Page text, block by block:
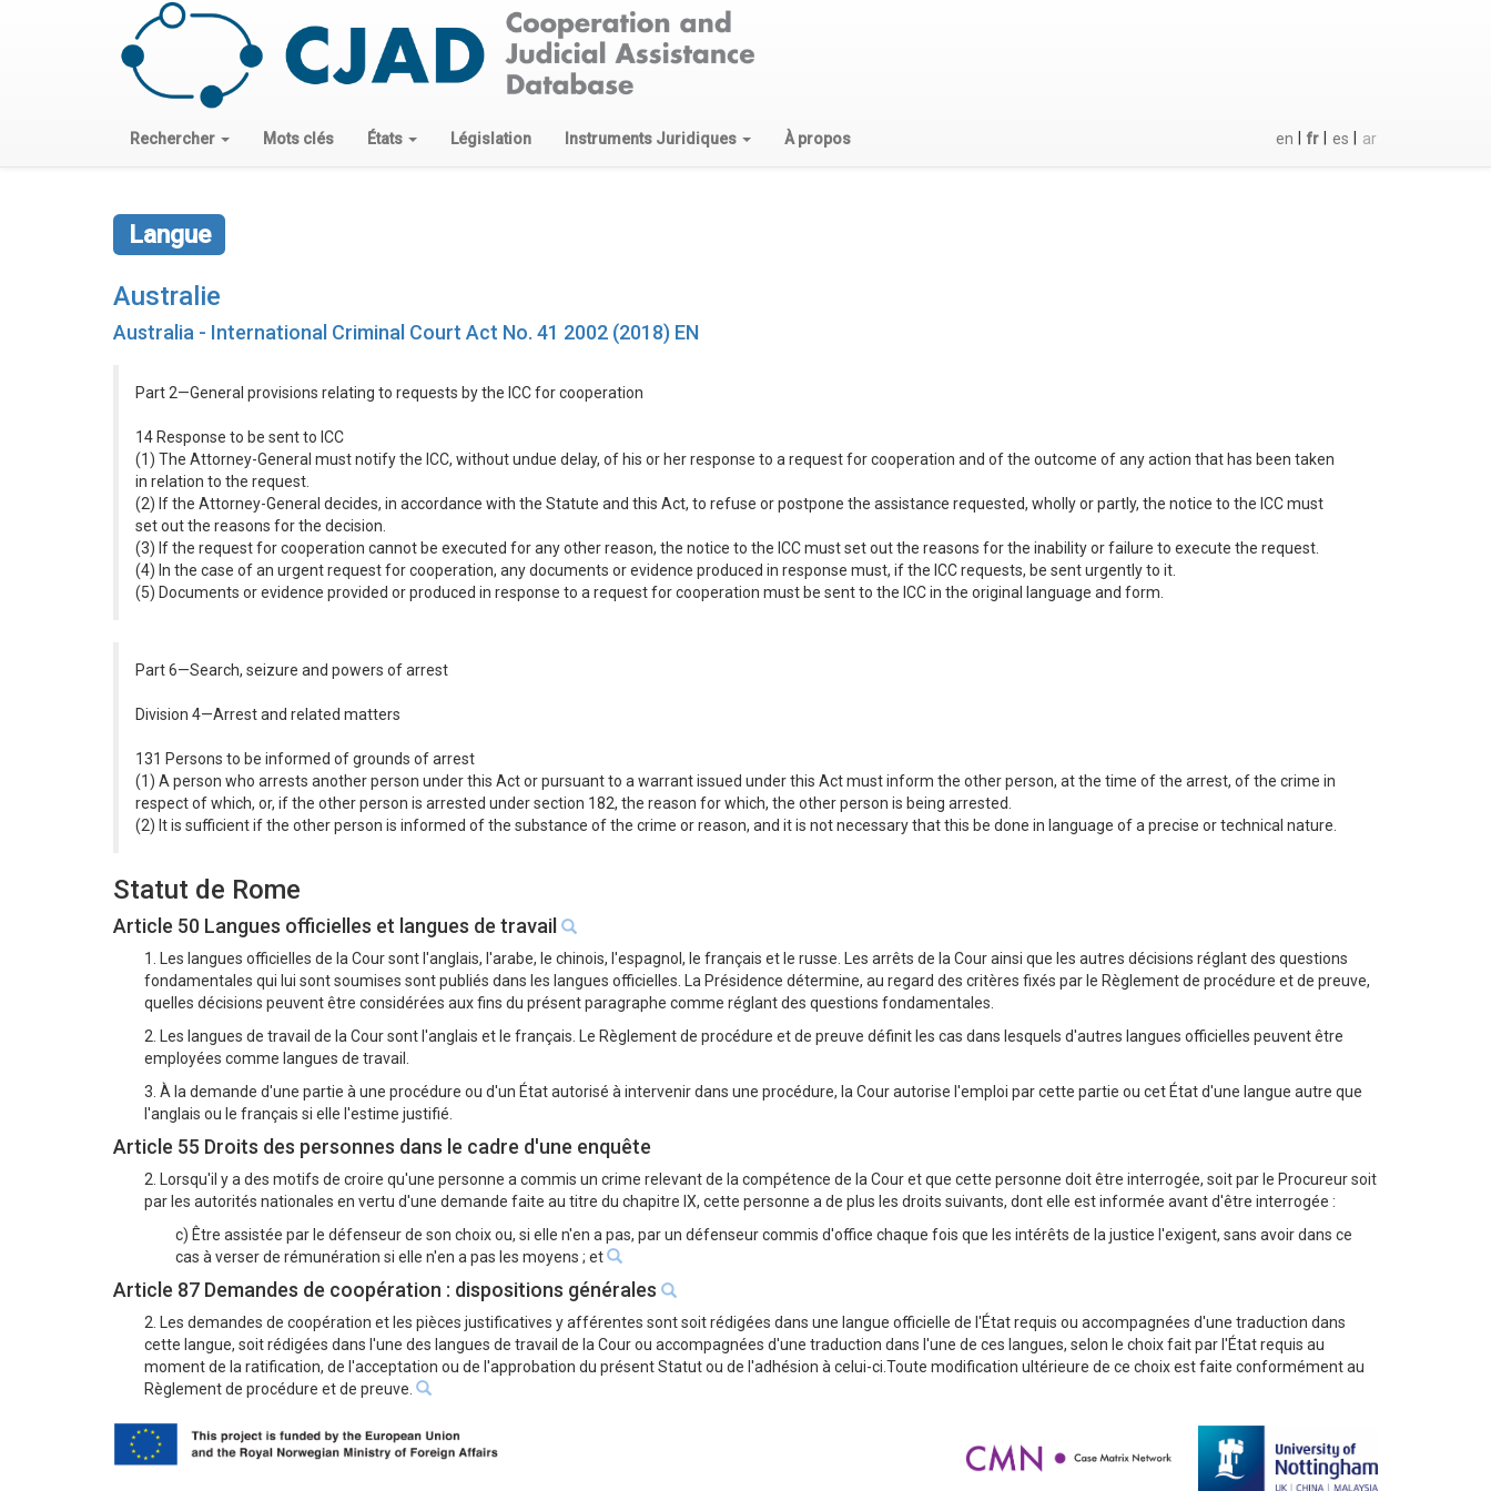
Rechercher Mots clés États Législation Instruments Juridiques À propos en fr es ar
Langue
Australie
Australia - International Criminal Court Act No. 41 2002 (2018) EN
Part 2—General provisions relating to requests by the ICC for cooperation
14 Response to be sent to ICC
(1) The Attorney-General must notify the ICC, without undue delay, of his or her response to a request for cooperation and of the outcome of any action that has been taken
in relation to the request.
(2) If the Attorney-General decides, in accordance with the Statute and this Act, to refuse or postpone the assistance requested, wholly or partly, the notice to the ICC must
set out the reasons for the decision.
(3) If the request for cooperation cannot be executed for any other reason, the notice to the ICC must set out the reasons for the inability or failure to execute the request.
(4) In the case of an urgent request for cooperation, any documents or evidence produced in response must, if the ICC requests, be sent urgently to it.
(5) Documents or evidence provided or produced in response to a request for cooperation must be sent to the ICC in the original language and form.
Part 6—Search, seizure and powers of arrest
Division 4—Arrest and related matters
131 Persons to be informed of grounds of arrest
(1) A person who arrests another person under this Act or pursuant to a warrant issued under this Act must inform the other person, at the time of the arrest, of the crime in
respect of which, or, if the other person is arrested under section 182, the reason for which, the other person is being arrested.
(2) It is sufficient if the other person is informed of the substance of the crime or reason, and it is not necessary that this be done in language of a precise or technical nature.
Statut de Rome
Article 50 Langues officielles et langues de travail
1. Les langues officielles de la Cour sont l'anglais, l'arabe, le chinois, l'espagnol, le français et le russe. Les arrêts de la Cour ainsi que les autres décisions réglant des questions
fondamentales qui lui sont soumises sont publiés dans les langues officielles. La Présidence détermine, au regard des critères fixés par le Règlement de procédure et de preuve,
quelles décisions peuvent être considérées aux fins du présent paragraphe comme réglant des questions fondamentales.
2. Les langues de travail de la Cour sont l'anglais et le français. Le Règlement de procédure et de preuve définit les cas dans lesquels d'autres langues officielles peuvent être
employées comme langues de travail.
3. À la demande d'une partie à une procédure ou d'un État autorisé à intervenir dans une procédure, la Cour autorise l'emploi par cette partie ou cet État d'une langue autre que
l'anglais ou le français si elle l'estime justifié.
Article 55 Droits des personnes dans le cadre d'une enquête
2. Lorsqu'il y a des motifs de croire qu'une personne a commis un crime relevant de la compétence de la Cour et que cette personne doit être interrogée, soit par le Procureur soit
par les autorités nationales en vertu d'une demande faite au titre du chapitre IX, cette personne a de plus les droits suivants, dont elle est informée avant d'être interrogée :
c) Être assistée par le défenseur de son choix ou, si elle n'en a pas, par un défenseur commis d'office chaque fois que les intérêts de la justice l'exigent, sans avoir dans ce
cas à verser de rémunération si elle n'en a pas les moyens ; et
Article 87 Demandes de coopération : dispositions générales
2. Les demandes de coopération et les pièces justificatives y afférentes sont soit rédigées dans une langue officielle de l'État requis ou accompagnées d'une traduction dans
cette langue, soit rédigées dans l'une des langues de travail de la Cour ou accompagnées d'une traduction dans l'une de ces langues, selon le choix fait par l'État requis au
moment de la ratification, de l'acceptation ou de l'approbation du présent Statut ou de l'adhésion à celui-ci.Toute modification ultérieure de ce choix est faite conformément au
Règlement de procédure et de preuve.